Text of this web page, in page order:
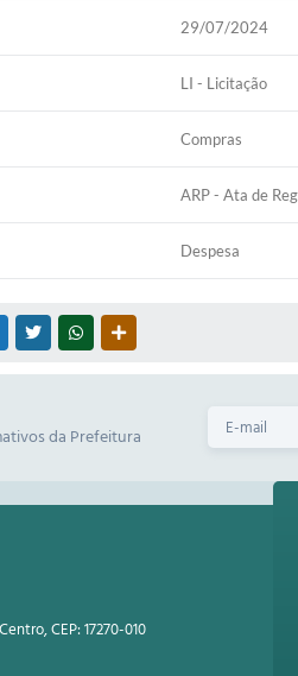
29/07/2024
LI - Licitação
Compras
ARP - Ata de
Despesa
MESSENGER
TWITTERWHATSAPP
da Prefeitura
CEP: 17270-010